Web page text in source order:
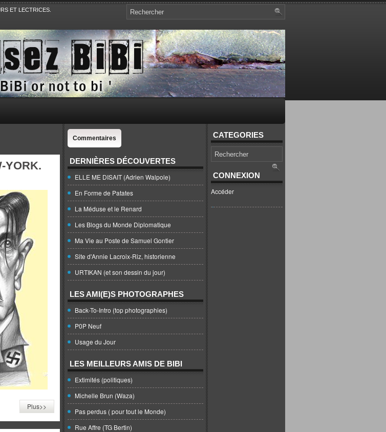
ET LECTRICES.
Revue de presse et de blogs.
YORK.
Plus>>
Commentaires
DERNIÈRES DÉCOUVERTES
ELLE ME DISAIT (Adrien Walpole)
En Forme de Patates
La Méduse et le Renard
Les Blogs du Monde Diplomatique
Ma Vie au Poste de Samuel Gontier
Site d'Annie Lacroix-Riz, historienne
URTIKAN (et son dessin du jour)
LES AMI(E)S PHOTOGRAPHES
Back-To-Intro (top photographies)
P0P Neuf
Usage du Jour
LES MEILLEURS AMIS DE BIBI
Extimités (politiques)
Michelle Brun (Waza)
Pas perdus ( pour tout le Monde)
Rue Affre (TG Bertin)
CATEGORIES
CONNEXION
Accéder